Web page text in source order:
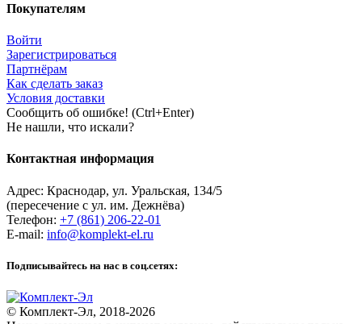
Покупателям
Войти
Зарегистрироваться
Партнёрам
Как сделать заказ
Условия доставки
Сообщить об ошибке! (Ctrl+Enter)
Не нашли, что искали?
Контактная информация
Адрес: Краснодар, ул. Уральская, 134/5
(пересечение с ул. им. Дежнёва)
Телефон: +7 (861) 206-22-01
E-mail: info@komplekt-el.ru
Подписывайтесь на нас в соц.сетях:
© Комплект-Эл, 2018-2026